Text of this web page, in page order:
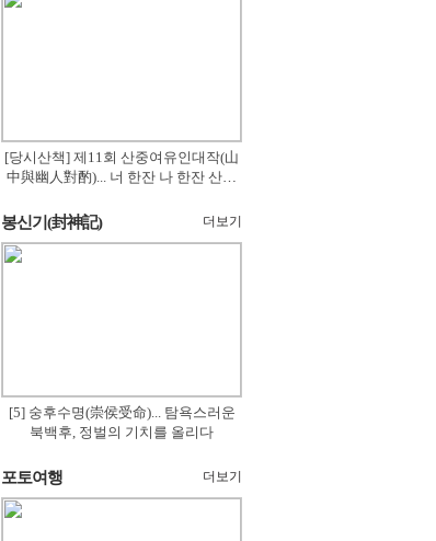
[당시산책] 제11회 산중여유인대작(山
中與幽人對酌)... 너 한잔 나 한잔 산의
봉신기(封神記) 더보기
[5] 숭후수명(崇侯受命)... 탐욕스러운
북백후, 정벌의 기치를 올리다
포토여행 더보기